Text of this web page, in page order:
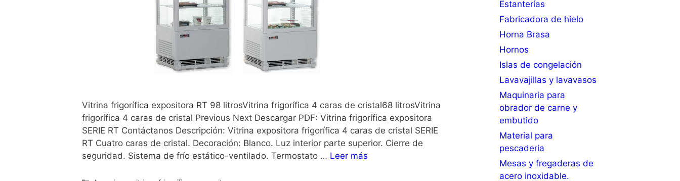
Vitrina frigorífica expositora RT 98 litrosVitrina frigorífica 4 caras de cristal68 litrosVitrina
frigorífica 4 caras de cristal Previous Next Descargar PDF: Vitrina frigorífica expositora
SERIE RT Contáctanos Descripción: Vitrina expositora frigorífica 4 caras de cristal SERIE
RT Cuatro caras de cristal. Decoración: Blanco. Luz interior parte superior. Cierre de
seguridad. Sistema de frío estático-ventilado. Termostato … Leer más
Estanterías
Fabricadora de hielo
Horna Brasa
Hornos
Islas de congelación
Lavavajillas y lavavasos
Maquinaria para
obrador de carne y
embutido
Material para
pescaderia
Mesas y fregaderas de
acero inoxidable.